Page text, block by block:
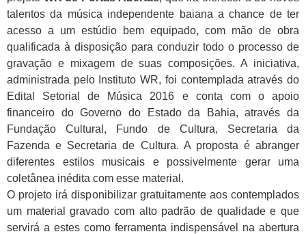
talentos da música independente baiana a chance de ter
acesso a um estúdio bem equipado, com mão de obra
qualificada à disposição para conduzir todo o processo de
gravação e mixagem de suas composições. A iniciativa,
administrada pelo Instituto WR, foi contemplada através do
Edital Setorial de Música 2016 e conta com o apoio
financeiro do Governo do Estado da Bahia, através da
Fundação Cultural, Fundo de Cultura, Secretaria da
Fazenda e Secretaria de Cultura. A proposta é abranger
diferentes estilos musicais e possivelmente gerar uma
coletânea inédita com esse material.
O projeto irá disponibilizar gratuitamente aos contemplados
um material gravado com alto padrão de qualidade e que
servirá a estes como ferramenta indispensável na abertura